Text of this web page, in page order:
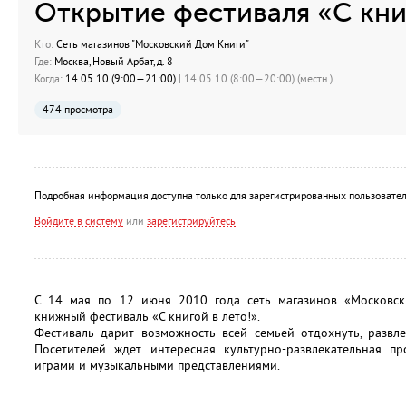
Открытие фестиваля «С
Кто: Сеть магазинов "Московский Дом Книги"
Где: Москва, Новый Арбат, д. 8
Когда: 14.05.10 (9:00—21:00) | 14.05.10 (8:00—20:00) (местн.)
474 просмотра
Подробная информация доступна только для зарегистрированных
Войдите в систему или зарегистрируйтесь
С 14 мая по 12 июня 2010 года сеть магазинов
книжный фестиваль «С книгой в лето!».
Фестиваль дарит возможность всей семьей отдохнуть,
Посетителей ждет интересная культурно-развлекательная
играми и музыкальными представлениями.